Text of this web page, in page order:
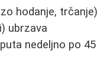
hodanje, trčanje)
ubrzava
nedeljno po 45